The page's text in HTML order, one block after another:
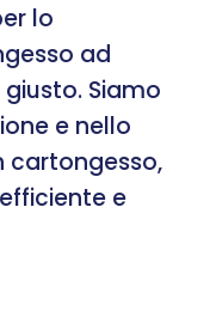
lo
ad
Siamo
e nello
cartongesso,
e